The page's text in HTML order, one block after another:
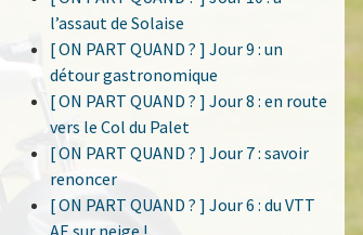
l’assaut de Solaise
[ ON PART QUAND ? ] Jour 9 : un
détour gastronomique
[ ON PART QUAND ? ] Jour 8 : en route
vers le Col du Palet
[ ON PART QUAND ? ] Jour 7 : savoir
renoncer
[ ON PART QUAND ? ] Jour 6 : du VTT
AE sur neige !